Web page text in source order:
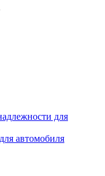
для
автомобиля